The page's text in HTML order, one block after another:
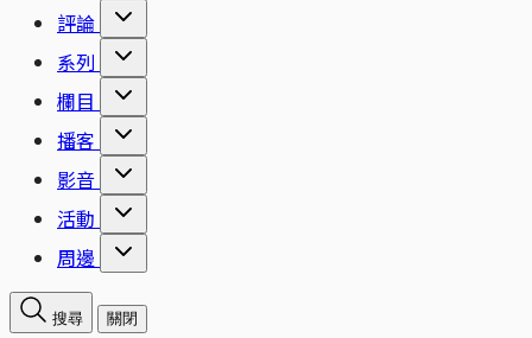
評論
系列
欄目
播客
影音
活動
周邊
搜尋 關閉